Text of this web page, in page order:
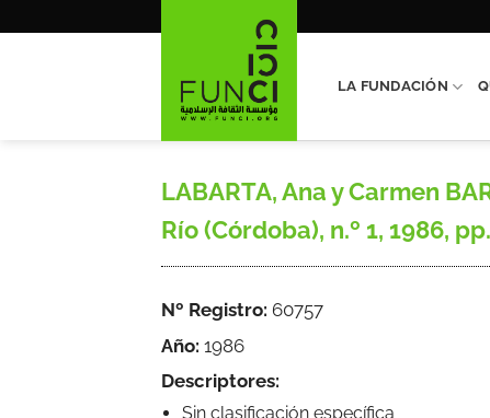
LA FUNDACIÓN
LABARTA, Ana y Carmen
Río (Córdoba), n.º 1, 1986,
Nº Registro: 60757
Año: 1986
Descriptores:
Sin clasificación específica